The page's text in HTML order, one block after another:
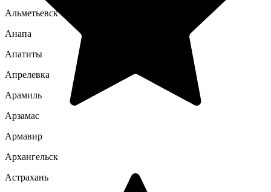
Альметьевск
Анапа
Апатиты
Апрелевка
Арамиль
Арзамас
Армавир
Архангельск
Астрахань